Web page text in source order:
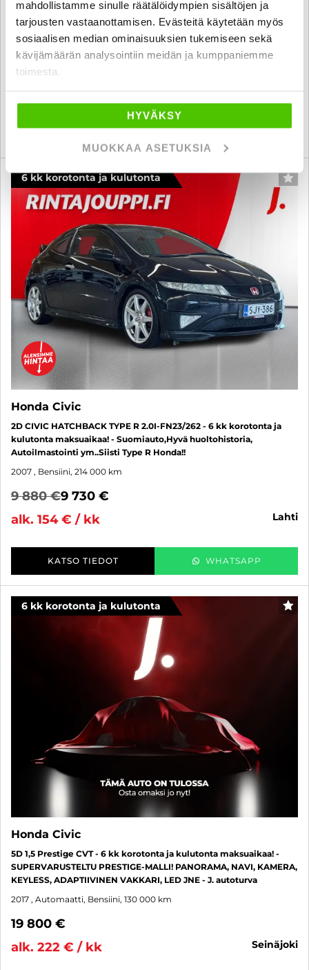
mahdollistamme sinulle räätälöidympien sisältöjen ja
tarjousten vastaanottamisen. Evästeitä käytetään myös
sosiaalisen median ominaisuuksien tukemiseen sekä
kävijämäärän analysointiin meidän ja kumppaniemme
toimesta.
HYVÄKSY
MUOKKAA ASETUKSIA
Kahdet renkaat aluilla // Hyvä huoltokirja // Aut. ilmastointi //
Vakionopeudensäädin // Moottorinlämmitin //
2013 , Manuaali, Bensiini, 274 000 km
6 800 €
6 kk korotonta ja kulutonta
Honda Civic
2D CIVIC HATCHBACK TYPE R 2.0I-FN23/262 - 6 kk korotonta ja
kulutonta maksuaikaa! - Suomiauto,Hyvä huoltohistoria,
Autoilmastointi ym..Siisti Type R Honda!!
2007 , Bensiini, 214 000 km
9 880 €9 730 €
alk. 154 € / kk
lahti
KATSO TIEDOT WHATSAPP
6 kk korotonta ja kulutonta
Honda Civic
5D 1,5 Prestige CVT - 6 kk korotonta ja kulutonta maksuaikaa! -
SUPERVARUSTELTU PRESTIGE-MALLI! PANORAMA, NAVI, KAMERA,
KEYLESS, ADAPTIIVINEN VAKKARI, LED JNE - J. autoturva
2017 , Automaatti, Bensiini, 130 000 km
19 800 €
alk. 222 € / kk
seinäjoki